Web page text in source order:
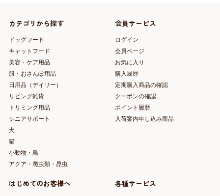
カテゴリから探す
ドッグフード
キャットフード
美容・ケア用品
服・おさんぽ用品
日用品（デイリー）
リビング雑貨
トリミング用品
シニアサポート
犬
猫
小動物・鳥
アクア・爬虫類・昆虫
会員サービス
ログイン
会員ページ
お気に入り
購入履歴
定期購入商品の確認
クーポンの確認
ポイント履歴
入荷案内申し込み商品
はじめてのお客様へ 各種サービス